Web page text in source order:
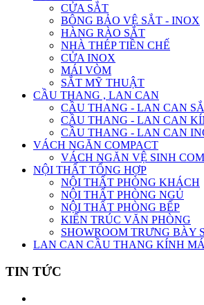
CỬA SẮT
BÔNG BẢO VỆ SẮT - INOX
HÀNG RÀO SẮT
NHÀ THÉP TIỀN CHẾ
CỬA INOX
MÁI VÒM
SẮT MỸ THUẬT
CẦU THANG , LAN CAN
CẦU THANG - LAN CAN
CẦU THANG - LAN CAN
CẦU THANG - LAN CAN
VÁCH NGĂN COMPACT
VÁCH NGĂN VỆ SINH
NỘI THẤT TỔNG HỢP
NỘI THẤT PHÒNG KHÁCH
NỘI THẤT PHÒNG NGỦ
NỘI THẤT PHÒNG BẾP
KIẾN TRÚC VĂN PHÒNG
SHOWROOM TRƯNG BÀY
LAN CAN CẦU THANG KÍNH
TIN TỨC